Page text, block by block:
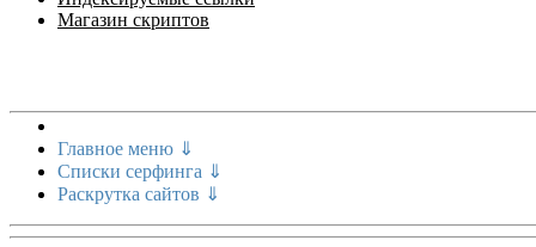
Магазин скриптов
Главное меню ⇓
Списки серфинга ⇓
Раскрутка сайтов ⇓